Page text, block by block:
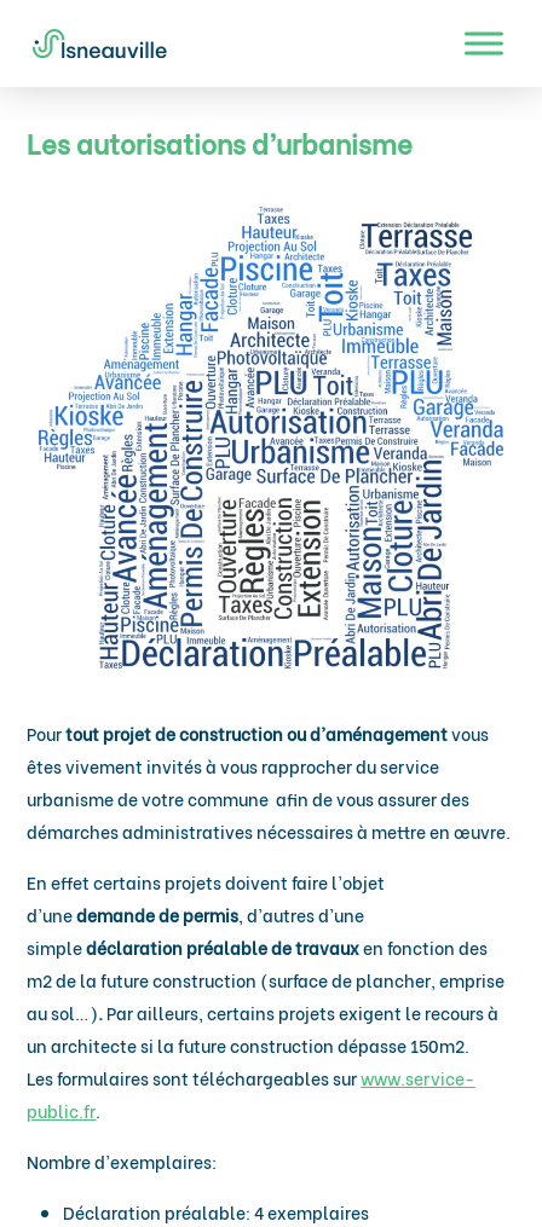
Les autorisations d’urbanisme
Pourtout projet de construction ou d’aménagementvous
êtes vivement invités à vous rapprocher du service
urbanisme de votre commune afin de vous assurer des
démarches administratives nécessaires à mettre en œuvre.
En effet certains projets doivent faire l’objet
d’unedemande de permis, d’autres d’une
simpledéclaration préalable de travauxen fonction des
m2 de la future construction (surface de plancher, emprise
au sol…).Par ailleurs, certains projets exigent le recours à
un architecte si la future construction dépasse 150m2.
Les formulaires sont téléchargeables surwww.service-
public.fr.
Nombre d’exemplaires:
Déclaration préalable: 4 exemplaires